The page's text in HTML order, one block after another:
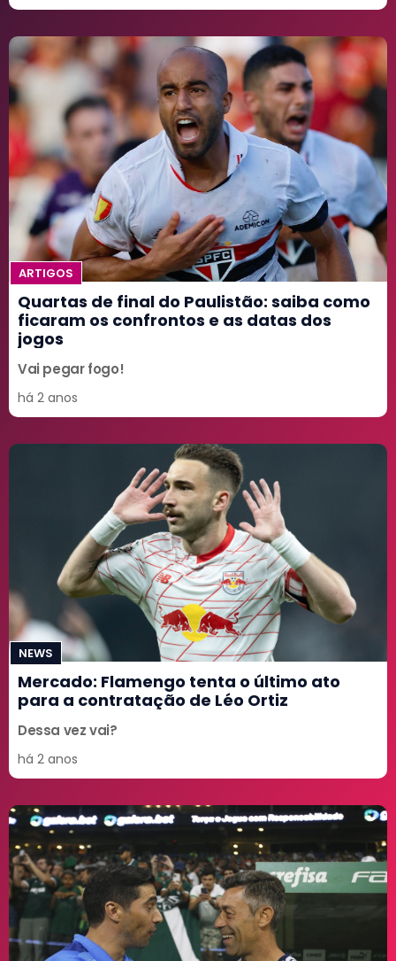
ARTIGOS
Quartas de final do Paulistão: saiba como
ficaram os confrontos e as datas dos
jogos
Vai pegar fogo!
há 2 anos
NEWS
Mercado: Flamengo tenta o último ato
para a contratação de Léo Ortiz
Dessa vez vai?
há 2 anos